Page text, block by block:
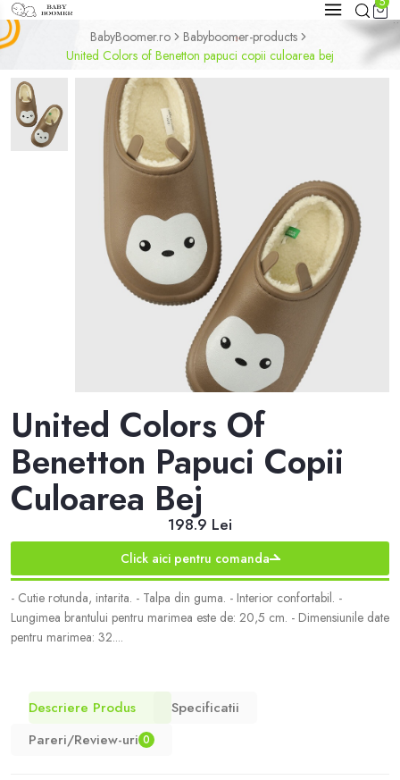
BabyBoomer.ro
Babyboomer-products
United Colors of Benetton papuci copii culoarea bej
United Colors Of
Benetton Papuci Copii
Culoarea Bej
198.9 Lei
Click aici pentru comanda
- Cutie rotunda, intarita. - Talpa din guma. - Interior confortabil. -
Lungimea brantului pentru marimea este de: 20,5 cm. - Dimensiunile date
pentru marimea: 32....
Descriere Produs
Specificatii
Pareri/Review-uri 0